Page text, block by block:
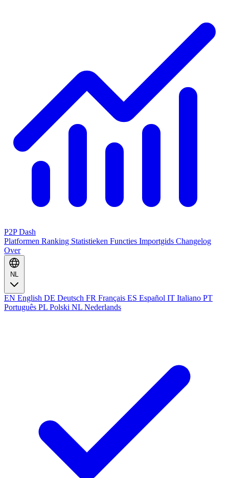
P2P Dash
Platformen Ranking Statistieken Functies Importgids Changelog
Over
NL
EN English DE Deutsch FR Français ES Español IT Italiano PT
Português PL Polski NL Nederlands